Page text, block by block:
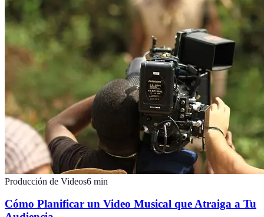
Producción de Videos6 min
Cómo Planificar un Video Musical que Atraiga a Tu